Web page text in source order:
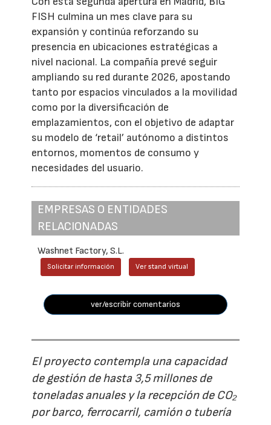
FISH culmina un mes clave para su
expansión y continúa reforzando su
presencia en ubicaciones estratégicas a
nivel nacional. La compañía prevé seguir
ampliando su red durante 2026, apostando
tanto por espacios vinculados a la movilidad
como por la diversificación de
emplazamientos, con el objetivo de adaptar
su modelo de ‘retail’ autónomo a distintos
entornos, momentos de consumo y
necesidades del usuario.
EMPRESAS O ENTIDADES
RELACIONADAS
Washnet Factory, S.L.
Solicitar información Ver stand virtual
ver/escribir comentarios
El proyecto contempla una capacidad
de gestión de hasta 3,5 millones de
toneladas anuales y la recepción de CO₂
por barco, ferrocarril, camión o tubería